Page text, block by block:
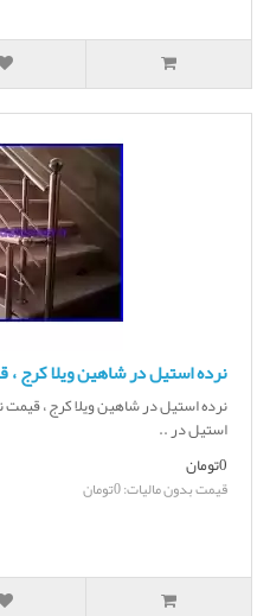
نرده استیل در شاهین ویلا کرج
نرده استیل در شاهین ویلا کرج ، قیمت
استیل در ..
0تومان
قیمت بدون مالیات: 0تومان